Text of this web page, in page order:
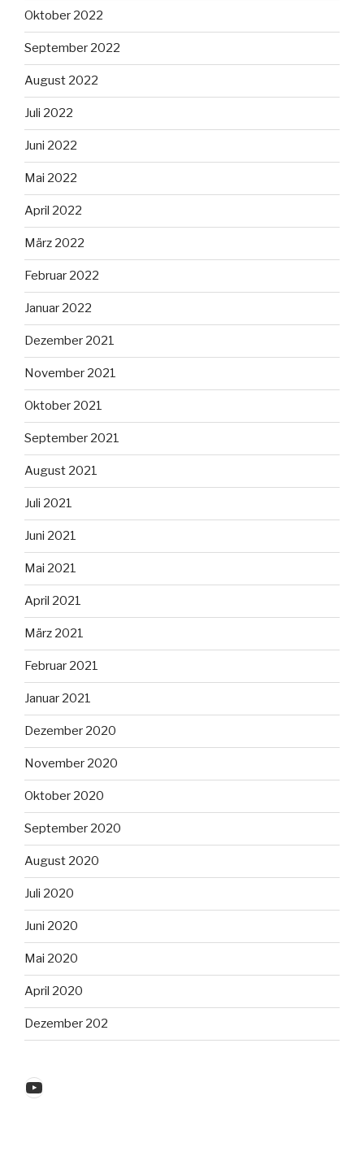
Oktober 2022
September 2022
August 2022
Juli 2022
Juni 2022
Mai 2022
April 2022
März 2022
Februar 2022
Januar 2022
Dezember 2021
November 2021
Oktober 2021
September 2021
August 2021
Juli 2021
Juni 2021
Mai 2021
April 2021
März 2021
Februar 2021
Januar 2021
Dezember 2020
November 2020
Oktober 2020
September 2020
August 2020
Juli 2020
Juni 2020
Mai 2020
April 2020
Dezember 202
YouTube